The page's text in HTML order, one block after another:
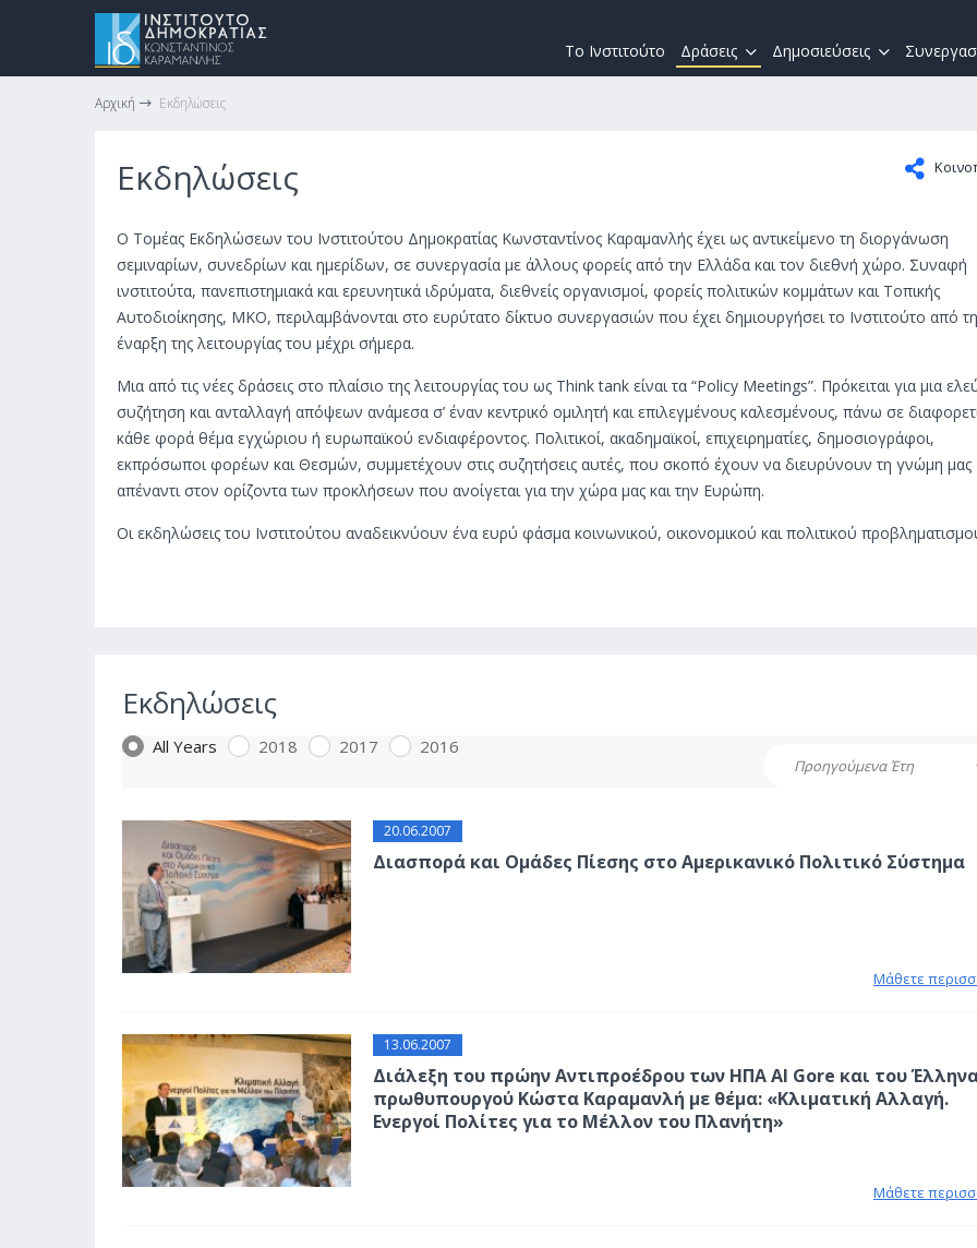
Το Ινστιτούτο Δράσεις Δημοσιεύσεις
Αρχική Εκδηλώσεις
Εκδηλώσεις
Ο Τομέας Εκδηλώσεων του Ινστιτούτου Δημοκρατίας Κωνσταντίνος Καραμανλής έχει ως αντικείμενο τη διοργάνωση
σεμιναρίων, συνεδρίων και ημερίδων, σε συνεργασία με άλλους φορείς από την Ελλάδα και τον διεθνή χώρο. Συναφή
ινστιτούτα, πανεπιστημιακά και ερευνητικά ιδρύματα, διεθνείς οργανισμοί, φορείς πολιτικών κομμάτων και Τοπικής
Αυτοδιοίκησης, ΜΚΟ, περιλαμβάνονται στο ευρύτατο δίκτυο συνεργασιών που έχει δημιουργήσει το Ινστιτούτο από
έναρξη της λειτουργίας του μέχρι σήμερα.
Μια από τις νέες δράσεις στο πλαίσιο της λειτουργίας του ως Think tank είναι τα “Policy Meetings”. Πρόκειται για μια
συζήτηση και ανταλλαγή απόψεων ανάμεσα σ’ έναν κεντρικό ομιλητή και επιλεγμένους καλεσμένους, πάνω σε
κάθε φορά θέμα εγχώριου ή ευρωπαϊκού ενδιαφέροντος. Πολιτικοί, ακαδημαϊκοί, επιχειρηματίες, δημοσιογράφοι,
εκπρόσωποι φορέων και Θεσμών, συμμετέχουν στις συζητήσεις αυτές, που σκοπό έχουν να διευρύνουν τη γνώμη μας
απέναντι στον ορίζοντα των προκλήσεων που ανοίγεται για την χώρα μας και την Ευρώπη.
Οι εκδηλώσεις του Ινστιτούτου αναδεικνύουν ένα ευρύ φάσμα κοινωνικού, οικονομικού και πολιτικού
Εκδηλώσεις
All Years 2018 2017 2016
Προηγούμενα Έτη
20.06.2007
Διασπορά και Ομάδες Πίεσης στο Αμερικανικό Πολιτικό Σύστημα
Μάθετε
13.06.2007
Διάλεξη του πρώην Αντιπροέδρου των ΗΠΑ Al Gore και του
πρωθυπουργού Κώστα Καραμανλή με θέμα: «Κλιματική Αλλαγή.
Ενεργοί Πολίτες για το Μέλλον του Πλανήτη»
Μάθετε